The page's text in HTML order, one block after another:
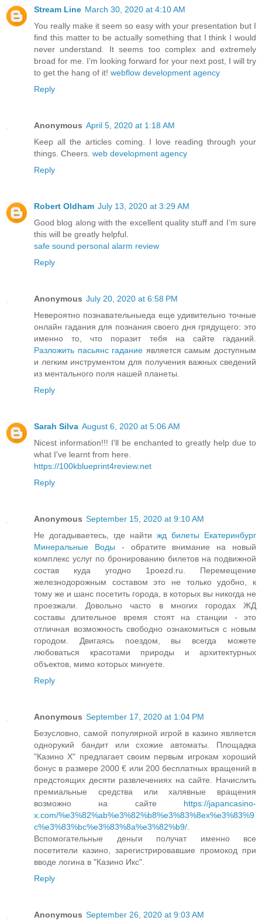
Stream Line March 30, 2020 at 4:10 AM
You really make it seem so easy with your presentation but I
find this matter to be actually something that I think I would
never understand. It seems too complex and extremely
broad for me. I’m looking forward for your next post, I will try
to get the hang of it! webflow development agency
Reply
Anonymous April 5, 2020 at 1:18 AM
Keep all the articles coming. I love reading through your
things. Cheers. web development agency
Reply
Robert Oldham July 13, 2020 at 3:29 AM
Good blog along with the excellent quality stuff and I’m sure
this will be greatly helpful.
safe sound personal alarm review
Reply
Anonymous July 20, 2020 at 6:58 PM
Невероятно познавательныеда еще удивительно точные
онлайн гадания для познания своего дня грядущего: это
именно то, что поразит тебя на сайте гаданий.
Разложить пасьянс гадание является самым доступным
и легким инструментом для получения важных сведений
из ментального поля нашей планеты.
Reply
Sarah Silva August 6, 2020 at 5:06 AM
Nicest information!!! I'll be enchanted to greatly help due to
what I've learnt from here.
https://100kblueprint4review.net
Reply
Anonymous September 15, 2020 at 9:10 AM
Не догадываетесь, где найти жд билеты Екатеринбург
Минеральные Воды - обратите внимание на новый
комплекс услуг по бронированию билетов на подвижной
состав куда угодно 1poezd.ru. Перемещение
железнодорожным составом это не только удобно, к
тому же и шанс посетить города, в которых вы никогда не
проезжали. Довольно часто в многих городах ЖД
составы длительное время стоят на станции - это
отличная возможность свободно ознакомиться с новым
городом. Двигаясь поездом, вы всегда можете
любоваться красотами природы и архитектурных
объектов, мимо которых минуете.
Reply
Anonymous September 17, 2020 at 1:04 PM
Безусловно, самой популярной игрой в казино является
однорукий бандит или схожие автоматы. Площадка
"Казино Х" предлагает своим первым игрокам хороший
бонус в размере 2000 € или 200 бесплатных вращений в
предстоящих десяти развлечениях на сайте. Начислить
премиальные средства или халявные вращения
возможно на сайте https://japancasino-
x.com/%e3%82%ab%e3%82%b8%e3%83%8ex%e3%83%9
c%e3%83%bc%e3%83%8a%e3%82%b9/
Вспомогательные деньги получат именно все
посетители казино, зарегистрировавшие промокод при
вводе логина в "Казино Икс".
Reply
Anonymous September 26, 2020 at 9:03 AM